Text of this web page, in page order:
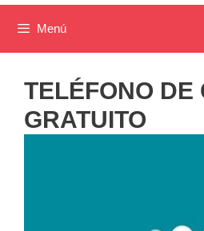
Menú
TELÉFONO
GRATUITO